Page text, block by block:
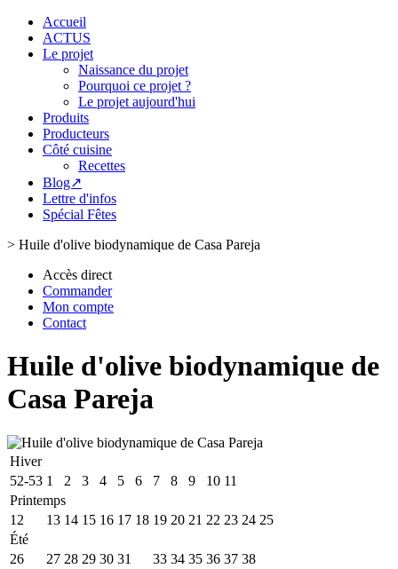
Accueil
ACTUS
Le projet
Naissance du projet
Pourquoi ce projet ?
Le projet aujourd'hui
Produits
Producteurs
Côté cuisine
Recettes
Blog↗
Lettre d'infos
Spécial Fêtes
> Huile d'olive biodynamique de Casa Pareja
Accès direct
Commander
Mon compte
Contact
Huile d'olive biodynamique de
Casa Pareja
Hiver
52-53 1 2 3 4 5 6 7 8 9 10 11
Printemps
12
13 14 15 16 17 18 19 20 21 22 23 24 25
Été
26
27 28 29 30 31 33 34 35 36 37 38